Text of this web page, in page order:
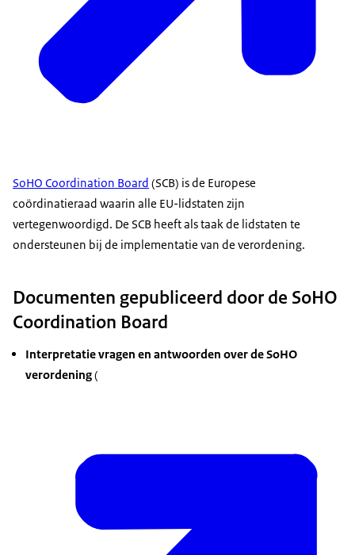
SoHO Coordination Board (SCB) is de Europese
coördinatieraad waarin alle EU-lidstaten zijn
vertegenwoordigd. De SCB heeft als taak de lidstaten te
ondersteunen bij de implementatie van de verordening.
Documenten gepubliceerd door de SoHO
Coordination Board
Interpretatie vragen en antwoorden over de SoHO
verordening(